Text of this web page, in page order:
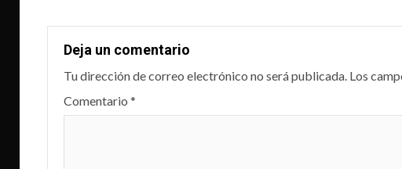
Deja un comentario
Tu dirección de correo electrónico no será publicada. Los
Comentario *